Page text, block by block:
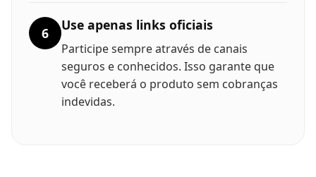
6 Use apenas links oficiais
Participe sempre através de canais
seguros e conhecidos. Isso garante que
você receberá o produto sem cobranças
indevidas.